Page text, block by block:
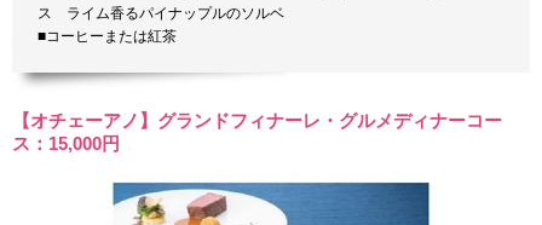
ス ライム香るパイナップルのソルベ
■コーヒーまたは紅茶
【オチェーアノ】グランドフィナーレ・グルメディナーコー
ス：15,000円